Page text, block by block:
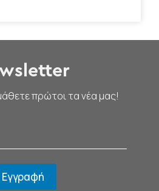
πρώτοι τα νέα μας!
Εγγραφή